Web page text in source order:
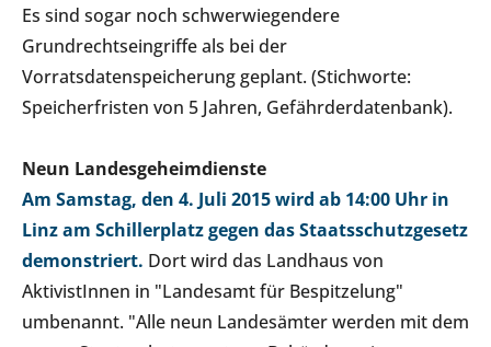
Es sind sogar noch schwerwiegendere
Grundrechtseingriffe als bei der
Vorratsdatenspeicherung geplant. (Stichworte:
Speicherfristen von 5 Jahren, Gefährderdatenbank).
Neun Landesgeheimdienste
Am Samstag, den 4. Juli 2015 wird ab 14:00 Uhr in
Linz am Schillerplatz gegen das Staatsschutzgesetz
demonstriert. Dort wird das Landhaus von
AktivistInnen in "Landesamt für Bespitzelung"
umbenannt. "Alle neun Landesämter werden mit dem